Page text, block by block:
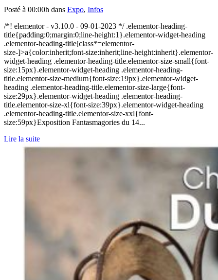
Posté à 00:00h dans Expo, Infos
/*! elementor - v3.10.0 - 09-01-2023 */ .elementor-heading-
title{padding:0;margin:0;line-height:1}.elementor-widget-heading
.elementor-heading-title[class*=elementor-
size-]>a{color:inherit;font-size:inherit;line-height:inherit}.elementor-
widget-heading .elementor-heading-title.elementor-size-small{font-
size:15px}.elementor-widget-heading .elementor-heading-
title.elementor-size-medium{font-size:19px}.elementor-widget-
heading .elementor-heading-title.elementor-size-large{font-
size:29px}.elementor-widget-heading .elementor-heading-
title.elementor-size-xl{font-size:39px}.elementor-widget-heading
.elementor-heading-title.elementor-size-xxl{font-
size:59px}Exposition Fantasmagories du 14...
Lire la suite